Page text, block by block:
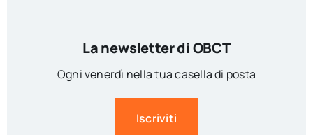
La newsletter di OBCT
Ogni venerdì nella tua casella di posta
Iscriviti